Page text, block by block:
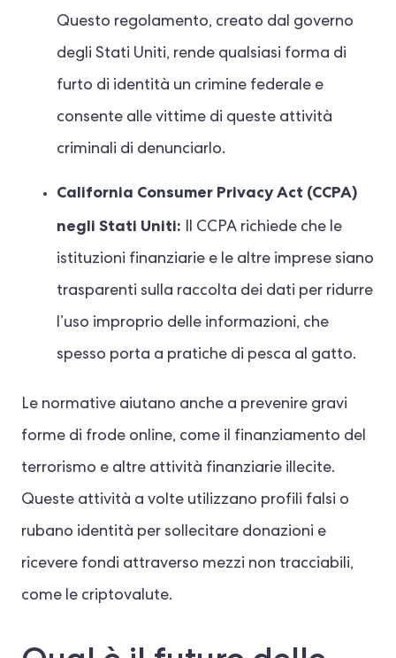
Questo regolamento, creato dal governo
degli Stati Uniti, rende qualsiasi forma di
furto di identità un crimine federale e
consente alle vittime di queste attività
criminali di denunciarlo.
California Consumer Privacy Act (CCPA)
negli Stati Uniti: Il CCPA richiede che le
istituzioni finanziarie e le altre imprese siano
trasparenti sulla raccolta dei dati per ridurre
l’uso improprio delle informazioni, che
spesso porta a pratiche di pesca al gatto.
Le normative aiutano anche a prevenire gravi
forme di frode online, come il finanziamento del
terrorismo e altre attività finanziarie illecite.
Queste attività a volte utilizzano profili falsi o
rubano identità per sollecitare donazioni e
ricevere fondi attraverso mezzi non tracciabili,
come le criptovalute.